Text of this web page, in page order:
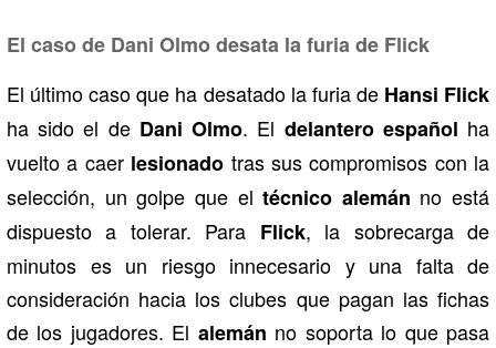
El caso de Dani Olmo desata la furia de Flick
El último caso que ha desatado la furia de Hansi Flick
ha sido el de Dani Olmo. El delantero español ha
vuelto a caer lesionado tras sus compromisos con la
selección, un golpe que eltécnico alemán no está
dispuesto a tolerar. Para Flick, la sobrecarga de
minutos es un riesgo innecesario y una falta de
consideración hacia los clubes que pagan las fichas
de los jugadores. El alemán no soporta lo que pasa